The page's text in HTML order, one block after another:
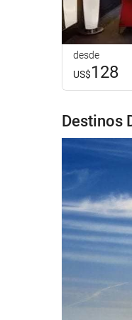
desde
US$128
Destinos